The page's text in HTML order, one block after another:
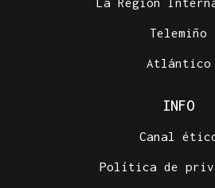
Telemiño
Atlántico
INFO
Canal
Política de